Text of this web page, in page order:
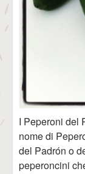
I Peperoni del
nome di
del Padrón o
peperoncini